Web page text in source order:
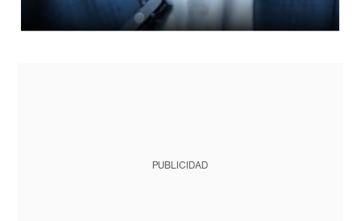
PUBLICIDAD